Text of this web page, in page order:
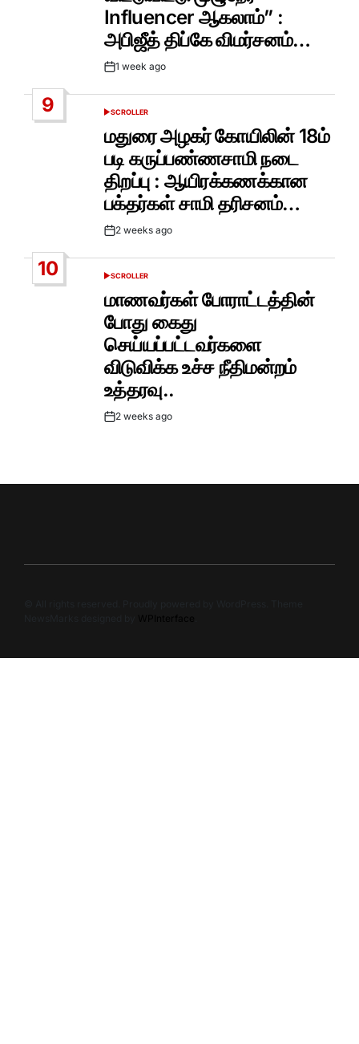
Influencer ஆகலாம்” :
அபிஜீத் திப்கே விமர்சனம்…
Post1 week ago
9
POSTED
SCROLLER
மதுரை அழகர் கோயிலின் 18ம்
படி கருப்பண்ணசாமி நடை
திறப்பு : ஆயிரக்கணக்கான
பக்தர்கள் சாமி தரிசனம்…
Post2 weeks ago
10
POSTED
SCROLLER
மாணவர்கள் போராட்டத்தின்
போது கைது
செய்யப்பட்டவர்களை
விடுவிக்க உச்ச நீதிமன்றம்
உத்தரவு..
Post2 weeks ago